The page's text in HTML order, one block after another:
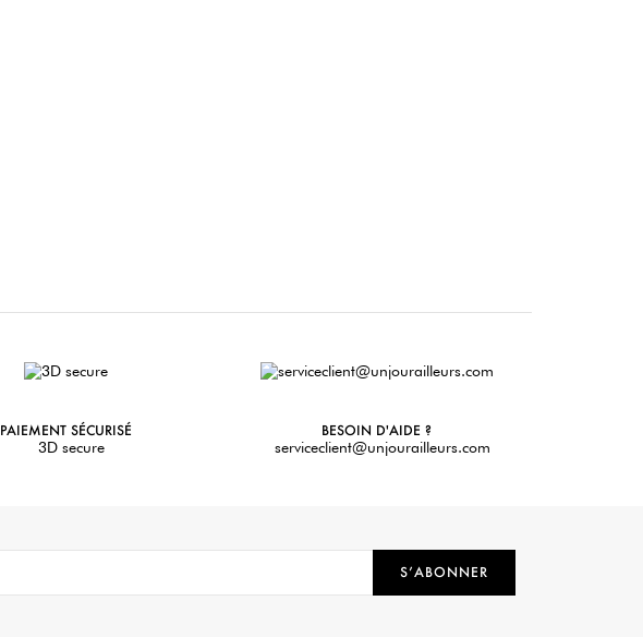
PAIEMENT SÉCURISÉ
3D secure
BESOIN D'AIDE ?
serviceclient@unjourailleurs.com
S’ABONNER